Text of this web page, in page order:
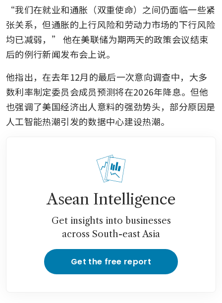
“我们在就业和通胀（双重使命）之间仍面临一些紧
张关系，但通胀的上行风险和劳动力市场的下行风险
均已减弱，” 他在美联储为期两天的政策会议结束
后的例行新闻发布会上说。
他指出，在去年12月的最后一次意向调查中，大多
数利率制定委员会成员预测将在2026年降息。但他
也强调了美国经济出人意料的强劲势头，部分原因是
人工智能热潮引发的数据中心建设热潮。
Asean Intelligence
Get insights into businesses
across South-east Asia
Get the free report